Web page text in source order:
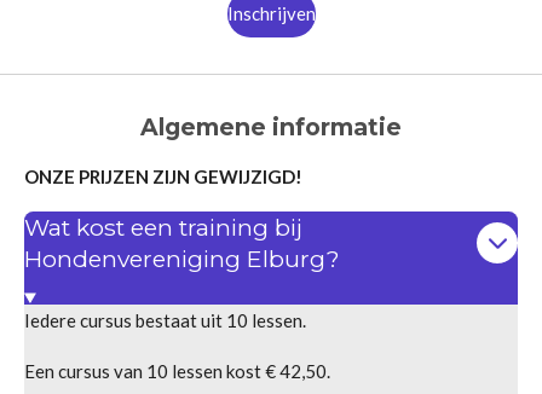
Inschrijven
Algemene informatie
ONZE PRIJZEN ZIJN GEWIJZIGD!
Wat kost een training bij
Hondenvereniging Elburg?
Iedere cursus bestaat uit 10 lessen.
Een cursus van 10 lessen kost € 42,50.